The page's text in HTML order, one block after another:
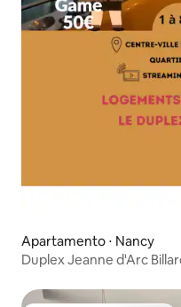
Apartamento ⋅ Nancy
Duplex Jeanne d'Arc